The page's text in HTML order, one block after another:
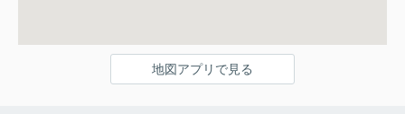
地図アプリで見る